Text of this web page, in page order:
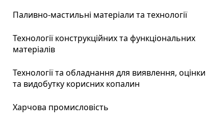
Паливно-мастильні матеріали та технології
Технології конструкційних та функціональних
матеріалів
Технології та обладнання для виявлення, оцінки
та видобутку корисних копалин
Харчова промисловість